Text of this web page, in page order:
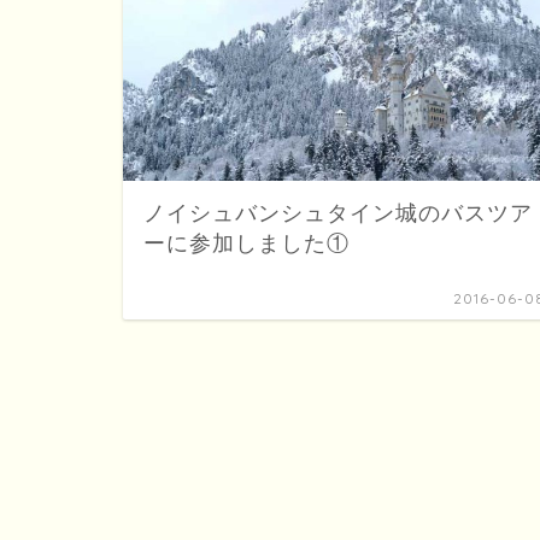
ノイシュバンシュタイン城のバスツア
ーに参加しました①
2016-06-